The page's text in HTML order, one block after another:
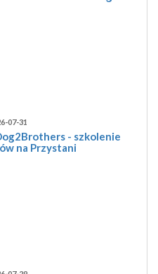
07-31
- szkolenie
na Przystani